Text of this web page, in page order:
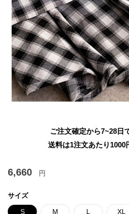
ご注文確定から7~28日
送料は1注文あたり 1000
6,660 円
サイズ
S M L XL